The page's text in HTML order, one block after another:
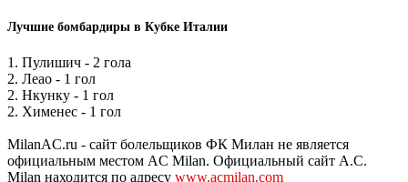
Лучшие бомбардиры в Кубке Италии
1. Пулишич - 2 гола
2. Леао - 1 гол
2. Нкунку - 1 гол
2. Хименес - 1 гол
MilanAC.ru - сайт болельщиков ФК Милан не является
официальным местом AC Milan. Официальный сайт A.C.
Milan находится по адресу www.acmilan.com